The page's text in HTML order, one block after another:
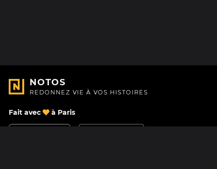
NOTOS
REDONNEZ VIE À VOS HISTOIRES
Fait avec à Paris